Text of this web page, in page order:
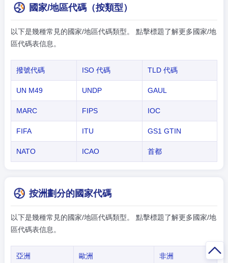
國家/地區代碼（按類型）
以下是幾種常見的國家/地區代碼類型。 點擊標題了解更多國家/地
區代碼表信息。
撥號代碼 ISO 代碼 TLD 代碼
UN M49 UNDP GAUL
MARC FIPS IOC
FIFA ITU GS1 GTIN
NATO ICAO 首都
按洲劃分的國家代碼
以下是幾種常見的國家/地區代碼類型。 點擊標題了解更多國家/地
區代碼表信息。
亞洲 歐洲 非洲